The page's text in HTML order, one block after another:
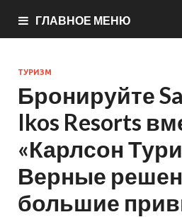
ГЛАВНОЕ МЕНЮ
ТУРИЗМ
Бронируйте
Ikos Resorts
«Карлсон
Верные
большие